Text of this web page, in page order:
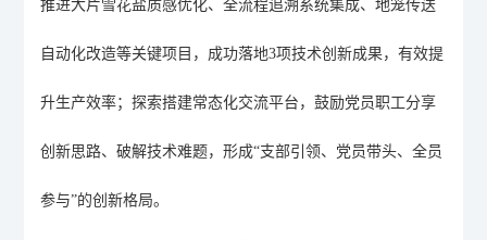
推进大片雪花盐质感优化、全流程追溯系统集成、地笼传送
自动化改造等关键项目，成功落地3项技术创新成果，有效提
升生产效率；探索搭建常态化交流平台，鼓励党员职工分享
创新思路、破解技术难题，形成“支部引领、党员带头、全员
参与”的创新格局。